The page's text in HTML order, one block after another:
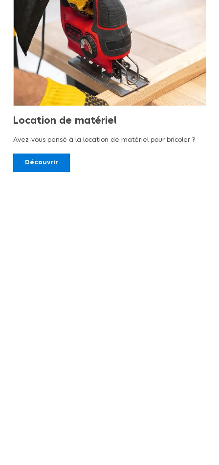
Location de matériel
Avez-vous pensé à la location de matériel pour bricoler ?
Découvrir